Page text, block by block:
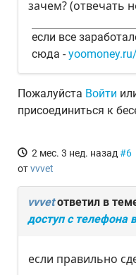
зачем? (отвечать
если все
сюда -
Пожалуйста Войти
присоединиться к
2 мес. 3 нед. назад #6
отvvvet
vvvetответил в
доступ с
если правильно